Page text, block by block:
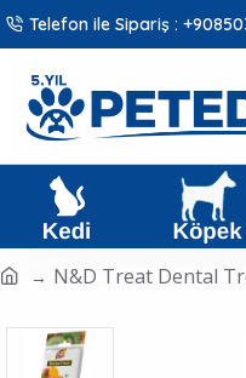
Telefon ile Sipariş :
N&D Treat Dental